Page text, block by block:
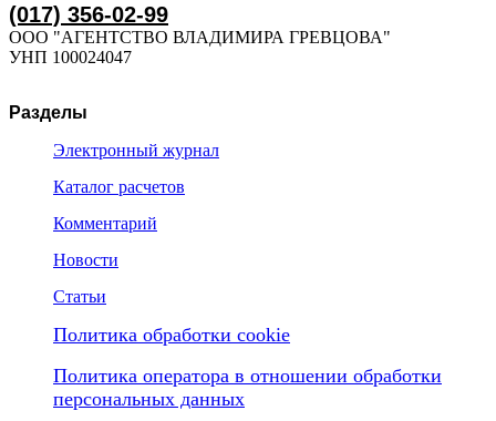
(017) 356-02-99
ООО "АГЕНТСТВО ВЛАДИМИРА ГРЕВЦОВА"
УНП 100024047
Разделы
Электронный журнал
Каталог расчетов
Комментарий
Новости
Статьи
Политика обработки cookie
Политика оператора в отношении обработки
персональных данных